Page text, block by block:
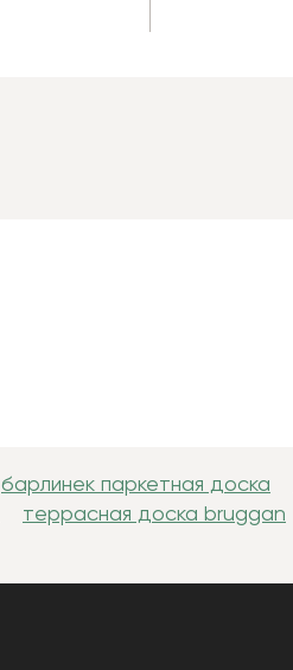
барлинек паркетная доска
террасная доска bruggan